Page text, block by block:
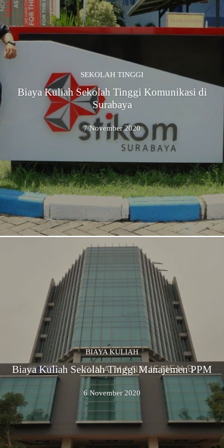
SEKOLAH TINGGI
Biaya Kuliah Sekolah Tinggi Komunikasi di
Surabaya
7 November 2020
BIAYA KULIAH
Biaya Kuliah Sekolah Tinggi Manajemen PPM
6 November 2020